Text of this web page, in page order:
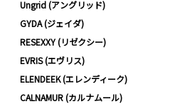
Ungrid (アングリッド)
GYDA (ジェイダ)
RESEXXY (リゼクシー)
EVRIS (エヴリス)
ELENDEEK (エレンディーク)
CALNAMUR (カルナムール)